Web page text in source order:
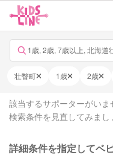
1歳, 2歳, 7歳以上, 北海道
壮瞥町 1歳 2歳
該当するサポーターがいま
検索条件を見直してみまし
詳細条件を指定してベ